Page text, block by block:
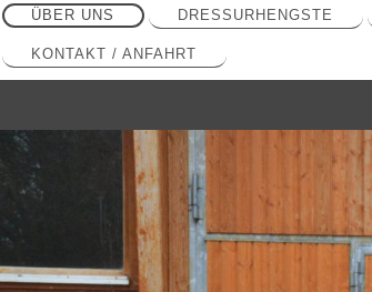
ÜBER UNS DRESSURHENGSTE
KONTAKT / ANFAHRT